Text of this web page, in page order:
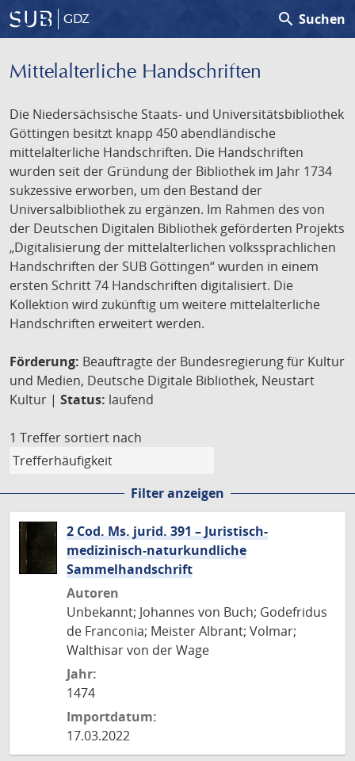
GDZ search Suchen
Mittelalterliche Handschriften
Die Niedersächsische Staats- und Universitätsbibliothek
Göttingen besitzt knapp 450 abendländische
mittelalterliche Handschriften. Die Handschriften
wurden seit der Gründung der Bibliothek im Jahr 1734
sukzessive erworben, um den Bestand der
Universalbibliothek zu ergänzen. Im Rahmen des von
der Deutschen Digitalen Bibliothek geförderten Projekts
„Digitalisierung der mittelalterlichen volkssprachlichen
Handschriften der SUB Göttingen“ wurden in einem
ersten Schritt 74 Handschriften digitalisiert. Die
Kollektion wird zukünftig um weitere mittelalterliche
Handschriften erweitert werden.
Förderung: Beauftragte der Bundesregierung für Kultur
und Medien, Deutsche Digitale Bibliothek, Neustart
Kultur | Status: laufend
1 Treffer sortiert nach
Filter anzeigen
2 Cod. Ms. jurid. 391 – Juristisch-
medizinisch-naturkundliche
Sammelhandschrift
Autoren
Unbekannt; Johannes von Buch; Godefridus
de Franconia; Meister Albrant; Volmar;
Walthisar von der Wage
Jahr:
1474
Importdatum:
17.03.2022